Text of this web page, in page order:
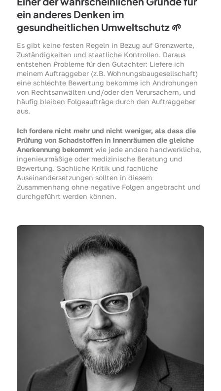
ein anderes Denken im
gesundheitlichen Umweltschutz 🌱
Es gibt keine festen Regeln in Bezug auf Grenzwerte,
Zuständigkeiten und staatliche Kontrollen. Daraus
entstehen Probleme für den Gutachter: Liefere ich
meinem Auftraggeber (z.B. Wohnungsbaugesellschaft)
eine schlechte Bewertung bekomme ich Androhungen
von Rechtsanwälten und/oder den Verursachern, und
häufig bleiben Folgeaufträge durch den Auftraggeber
aus.
Ich fordere nicht mehr und nicht weniger, als dass die
Prüfung von Schadstoffen in Innenräumen die gleiche
Anerkennung bekommt wie jede andere handwerkliche,
ingenieurmäßige oder medizinische Beratung und
Bewertung. Sachliche Kritik und fachliche
Auseinandersetzungen sollten in diesem
Zusammenhang ohne negative Folgen angebracht und
durchgeführt werden können.